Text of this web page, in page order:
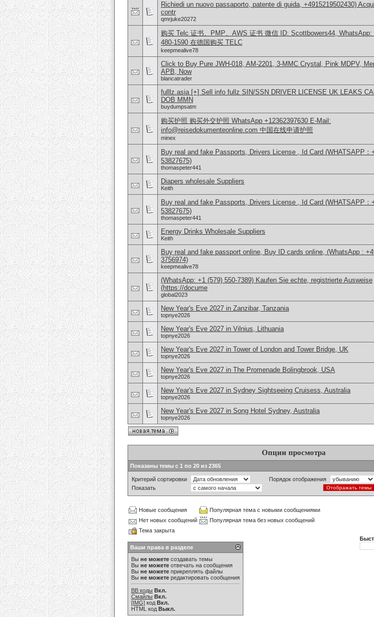
Richiedi un nuovo passaporto, patente di guida, +4915219502430)
contr
qmrjuke20272
购买 Telc 证书、PMP、AWS 证书 微信 ID: Scottbowers44, WhatsApp:
480-1590 在德国购买 TELC
keepmealive78
Click to Buy Pure JWH-018, AM-2201, 3-MMC Crystal, Pink MDPV,
APB, Now
blancatrader
fulllz.asia [+] Sell info fullz SIN/SSN DRIVER LICENSE UK LEAKS
DOB MMN
buydumpsatm
购买护照 购买外交护照 WhatsApp +12362397630 E-Mail:
info@reisedokumenteonline.com 中国在线申请护照
minex
Buy real and fake Passports, Drivers License , Id Card (WHATSAPP：
53827675)
thomaspeter441
Diapers wholesale Suppliers
Keith
Buy real and fake Passports, Drivers License , Id Card (WHATSAPP：
53827675)
thomaspeter441
Energy Drinks Wholesale Suppliers
Keith
Buy real and fake passport online, Buy ID cards online, (WhatsApp :
3756974)
keepmealive78
(WhatsApp: +1 (579) 550-7389) Kaufen Sie echte, registrierte Ausweise
(https://docume
global2023
New Year's Eve 2027 in Zanzibar, Tanzania
topnye2026
New Year's Eve 2027 in Vilnius, Lithuania
topnye2026
New Year's Eve 2027 in Tower of London and Tower Bridge, UK
topnye2026
New Year's Eve 2027 in The Promenade Bolingbrook, USA
topnye2026
New Year's Eve 2027 in Sydney Sightseeing Cruisess, Australia
topnye2026
New Year's Eve 2027 in Song Hotel Sydney, Australia
topnye2026
Опции просмотра
Показаны темы с 1 по 20 из 2365
Критерий сортировки
Порядок отображения
Показать
Новые сообщения
Популярная тема с новыми сообщениями
Нет новых сообщений
Популярная тема без новых сообщений
Тема закрыта
Ваши права в разделе
Вы не можете создавать темы
Вы не можете отвечать на сообщения
Вы не можете прикреплять файлы
Вы не можете редактировать сообщения
BB коды Вкл.
Смайлы Вкл.
[IMG] код Вкл.
HTML код Выкл.